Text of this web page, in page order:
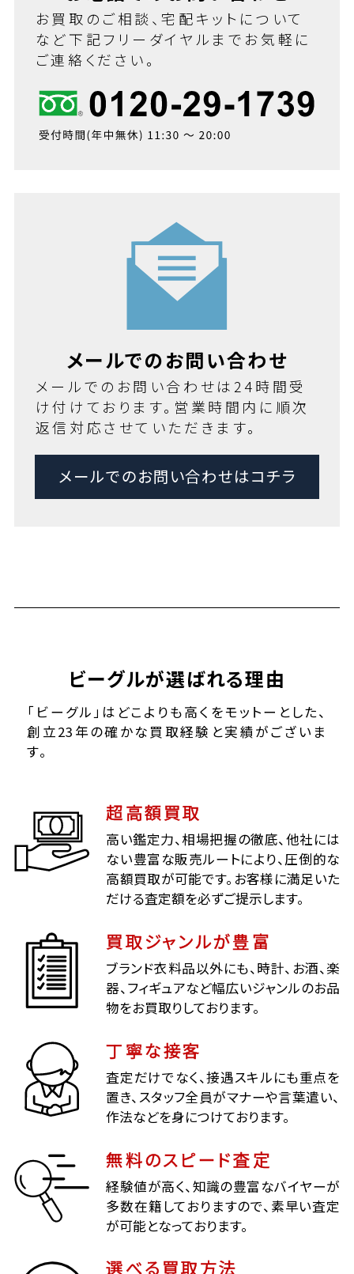
お買取のご相談、宅配キットについて
など下記フリーダイヤルまでお気軽に
ご連絡ください。
メールでのお問い合わせ
メールでのお問い合わせは24時間受
け付けております。営業時間内に順次
返信対応させていただきます。
メールでのお問い合わせはコチラ
ビーグルが選ばれる理由
「ビーグル」はどこよりも高くをモットーとした、
創立23年の確かな買取経験と実績がございま
す。
超高額買取
高い鑑定力、相場把握の徹底、他社には
ない豊富な販売ルートにより、圧倒的な
高額買取が可能です。お客様に満足いた
だける査定額を必ずご提示します。
買取ジャンルが豊富
ブランド衣料品以外にも、時計、お酒、楽
器、フィギュアなど幅広いジャンルのお品
物をお買取りしております。
丁寧な接客
査定だけでなく、接遇スキルにも重点を
置き、スタッフ全員がマナーや言葉遣い、
作法などを身につけております。
無料のスピード査定
経験値が高く、知識の豊富なバイヤーが
多数在籍しておりますので、素早い査定
が可能となっております。
選べる買取方法